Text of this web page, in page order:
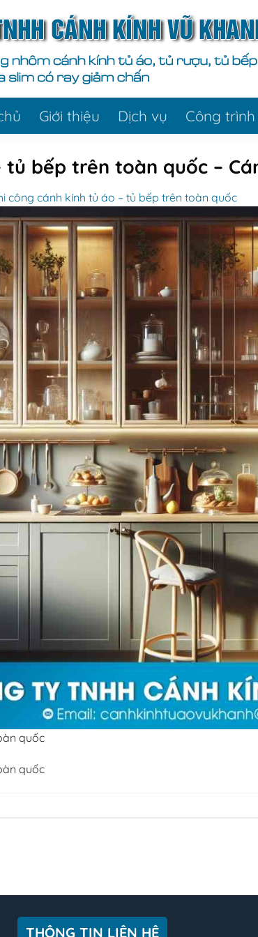
Giới thiệu Dịch vụ Công trình
bếp trên toàn quốc –
công cánh kính tủ áo – tủ bếp trên toàn quốc
quốc
quốc
THÔNG TIN LIÊN HỆ